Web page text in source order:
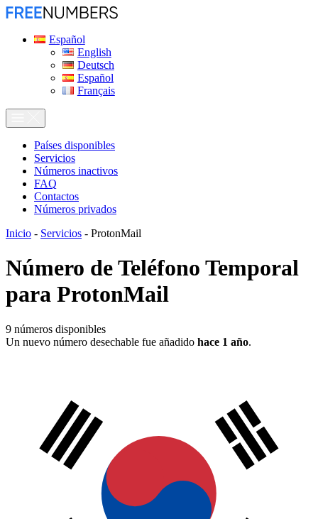
Español
English
Deutsch
Español
Français
Países disponibles
Servicios
Números inactivos
FAQ
Contactos
Números privados
Inicio - Servicios - ProtonMail
Número de Teléfono Temporal
para ProtonMail
9 números disponibles
Un nuevo número desechable fue añadido hace 1 año.